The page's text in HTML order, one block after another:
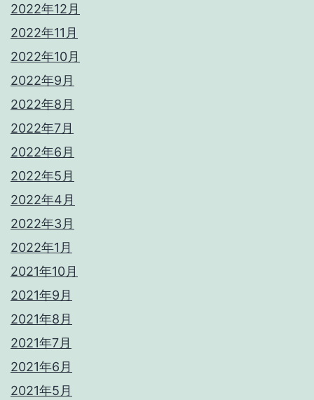
2022年12月
2022年11月
2022年10月
2022年9月
2022年8月
2022年7月
2022年6月
2022年5月
2022年4月
2022年3月
2022年1月
2021年10月
2021年9月
2021年8月
2021年7月
2021年6月
2021年5月